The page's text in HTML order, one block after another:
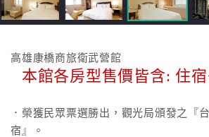
高雄康橋商旅衛武營館
本館各房型售價皆含: 住
．榮獲民眾票選勝出，觀光局頒發之『
宿』。